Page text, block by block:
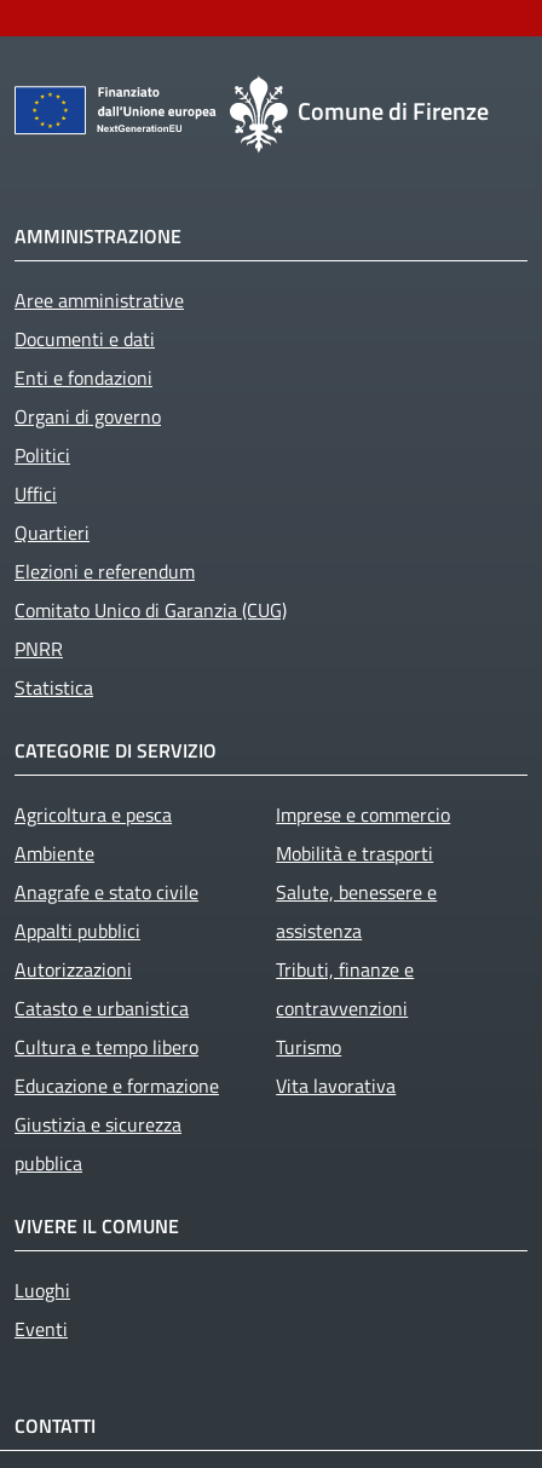
Comune di Firenze
AMMINISTRAZIONE
Aree amministrative
Documenti e dati
Enti e fondazioni
Organi di governo
Politici
Uffici
Quartieri
Elezioni e referendum
Comitato Unico di Garanzia (CUG)
PNRR
Statistica
CATEGORIE DI SERVIZIO
Agricoltura e pesca
Ambiente
Anagrafe e stato civile
Appalti pubblici
Autorizzazioni
Catasto e urbanistica
Cultura e tempo libero
Educazione e formazione
Giustizia e sicurezza
pubblica
Imprese e commercio
Mobilità e trasporti
Salute, benessere e
assistenza
Tributi, finanze e
contravvenzioni
Turismo
Vita lavorativa
VIVERE IL COMUNE
Luoghi
Eventi
CONTATTI